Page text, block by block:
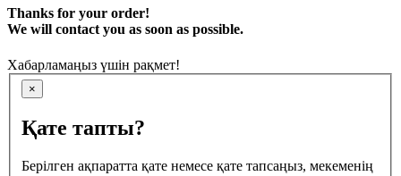
Thanks for your order!
We will contact you as soon as possible.
Хабарламаңыз үшін рақмет!
×
Қате тапты?
Берілген ақпаратта қате немесе қате тапсаңыз, мекеменің